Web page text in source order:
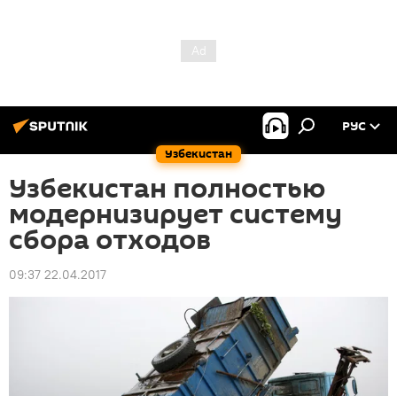
Узбекистан
РУС
Узбекистан полностью
модернизирует систему
сбора отходов
09:37 22.04.2017